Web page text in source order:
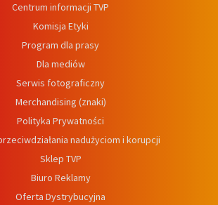
Centrum informacji TVP
Komisja Etyki
Program dla prasy
Dla mediów
Serwis fotograficzny
Merchandising (znaki)
Polityka Prywatności
nadużyciom i korupcji
Sklep TVP
Biuro Reklamy
Oferta Dystrybucyjna